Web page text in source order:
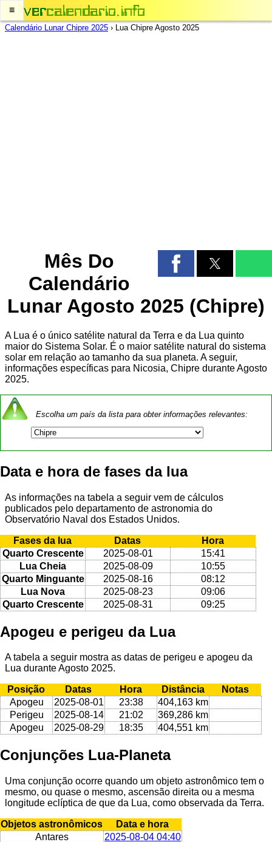
≡
Calendário Lunar Chipre 2025 › Lua Chipre Agosto 2025
Mês Do
Calendário
Lunar Agosto 2025 (Chipre)
A Lua é o único satélite natural da Terra e da Lua quinto
maior do Sistema Solar. É o maior satélite natural do sistema
solar em relação ao tamanho da sua planeta. A seguir,
informações específicas para Nicosia, Chipre durante Agosto
2025.
Escolha um país da lista para obter informações relevantes:
Data e hora de fases da lua
As informações na tabela a seguir vem de cálculos
publicados pelo departamento de astronomia do
Observatório Naval dos Estados Unidos.
Fases da lua Datas
Hora
Quarto Crescente
2025-08-01
15:41
Lua Cheia
2025-08-09
10:55
Quarto Minguante
2025-08-16
08:12
Lua Nova
2025-08-23
09:06
Quarto Crescente
2025-08-31 09:25
Apogeu e perigeu da Lua
A tabela a seguir mostra as datas de perigeu e apogeu da
Lua durante Agosto 2025.
Posição Datas Hora Distância
Notas
Apogeu
2025-08-01 23:38
404,163 km
Perigeu
2025-08-14 21:02
369,286 km
Apogeu
2025-08-29 18:35 404,551 km
Conjunções Lua-Planeta
Uma conjunção ocorre quando um objeto astronômico tem o
mesmo, ou quase o mesmo, ascensão direita ou a mesma
longitude eclíptica de que da Lua, como observada da Terra.
Objetos astronômicos
Data e hora
Antares
2025-08-04 04:40